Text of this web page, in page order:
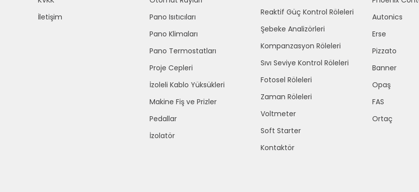
İletişim
Pano Isıtıcıları
Pano Klimaları
Pano Termostatları
Proje Cepleri
İzoleli Kablo Yüksükleri
Makine Fiş ve Prizler
Pedallar
İzolatör
Reaktif Güç Kontrol Röleleri
Şebeke Analizörleri
Kompanzasyon Röleleri
Sıvı Seviye Kontrol Röleleri
Fotosel Röleleri
Zaman Röleleri
Voltmeter
Soft Starter
Kontaktör
Autonics
Erse
Pizzato
Banner
Opaş
FAS
Ortaç